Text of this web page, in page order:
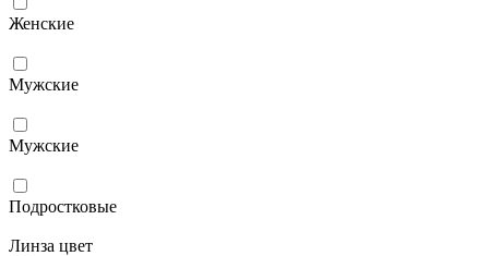
Женские
Мужcкие
Мужские
Подростковые
Линза цвет